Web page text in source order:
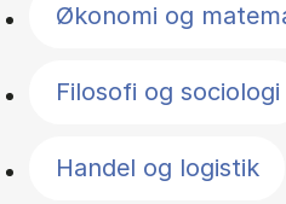
Økonomi og
Filosofi og sociologi
Handel og logistik